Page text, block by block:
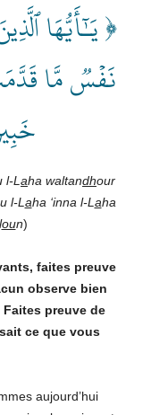
﴿ يَـٰٓأَيُّهَا
نَفۡسٞ مَّا
l-L aha waltandhour
l-L aha ‘inna l-L aha
oun)
faites preuve
observe bien
Faites preuve de
sait ce que vous
aujourd’hui